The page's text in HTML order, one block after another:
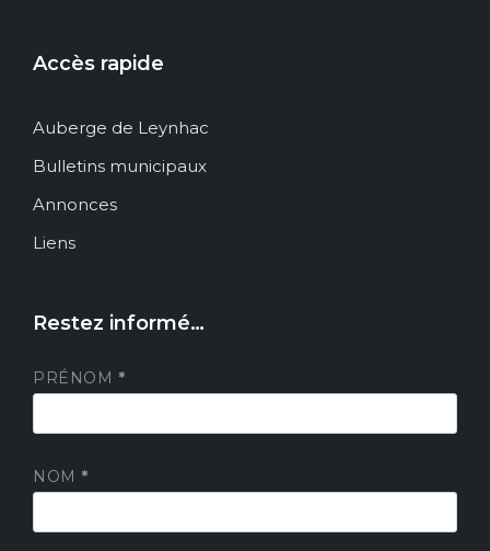
Accès rapide
Auberge de Leynhac
Bulletins municipaux
Annonces
Liens
Restez informé…
PRÉNOM *
NOM *